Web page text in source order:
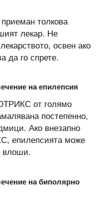
толкова
лекар. Не
освен ако
да го спрете.
на епилепсия
от голямо
постепенно,
Ако внезапно
епилепсията може
влоши.
на биполярно